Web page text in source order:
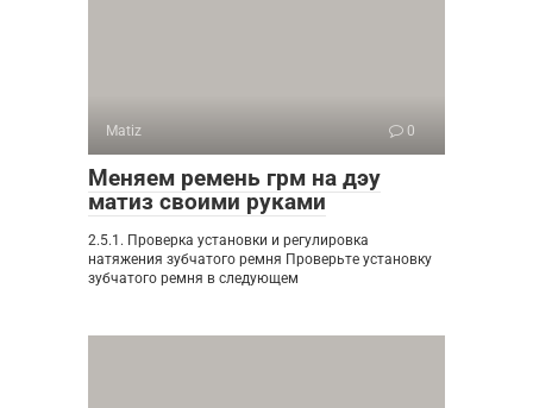
Matiz 0
Меняем ремень грм на дэу
матиз своими руками
2.5.1. Проверка установки и регулировка
натяжения зубчатого ремня Проверьте установку
зубчатого ремня в следующем